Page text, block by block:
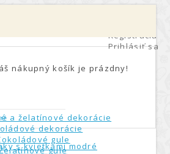
Registrácia
Prihlásiť sa
nákupný košík je prázdny!
a želatínové dekorácie
dekorácie
gule
gule